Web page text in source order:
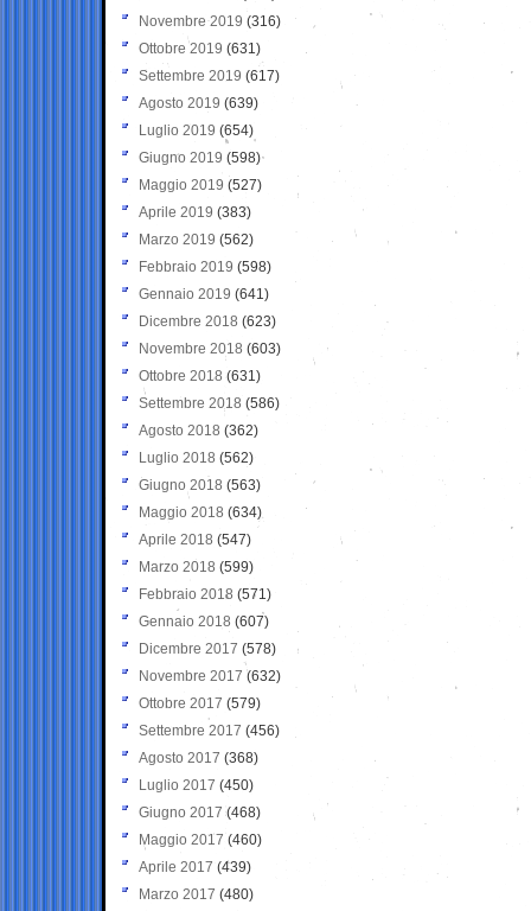
Novembre 2019 (316)
Ottobre 2019 (631)
Settembre 2019 (617)
Agosto 2019 (639)
Luglio 2019 (654)
Giugno 2019 (598)
Maggio 2019 (527)
Aprile 2019 (383)
Marzo 2019 (562)
Febbraio 2019 (598)
Gennaio 2019 (641)
Dicembre 2018 (623)
Novembre 2018 (603)
Ottobre 2018 (631)
Settembre 2018 (586)
Agosto 2018 (362)
Luglio 2018 (562)
Giugno 2018 (563)
Maggio 2018 (634)
Aprile 2018 (547)
Marzo 2018 (599)
Febbraio 2018 (571)
Gennaio 2018 (607)
Dicembre 2017 (578)
Novembre 2017 (632)
Ottobre 2017 (579)
Settembre 2017 (456)
Agosto 2017 (368)
Luglio 2017 (450)
Giugno 2017 (468)
Maggio 2017 (460)
Aprile 2017 (439)
Marzo 2017 (480)